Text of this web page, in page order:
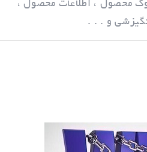
محصول ، اطلاعات محصول ،
و . . .